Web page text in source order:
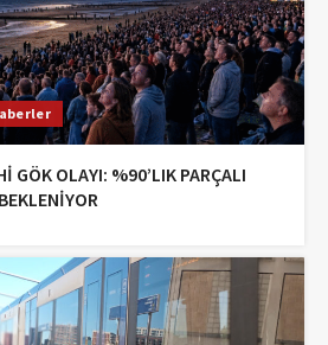
GÖK OLAYI: %90’LIK PARÇALI